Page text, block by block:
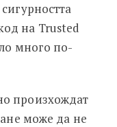
на Trusted
много по-
произхождат
може да не